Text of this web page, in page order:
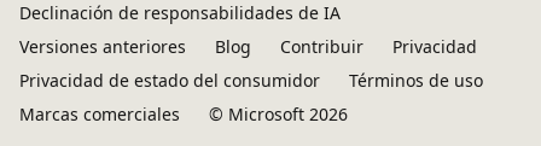
Declinación de responsabilidades de IA
Versiones anteriores
Blog Contribuir
Privacidad
Privacidad de estado del consumidor
Términos de uso
Marcas comerciales
© Microsoft 2026